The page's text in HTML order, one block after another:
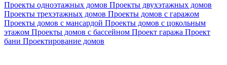
Проекты одноэтажных домов Проекты двухэтажных домов
Проекты трехэтажных домов Проекты домов с гаражом
Проекты домов с мансардой Проекты домов с цокольным
этажом Проекты домов с бассейном Проект гаража Проект
бани Проектирование домов